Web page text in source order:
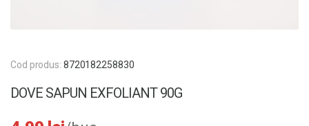
Cod produs: 8720182258830
DOVE SAPUN EXFOLIANT 90G